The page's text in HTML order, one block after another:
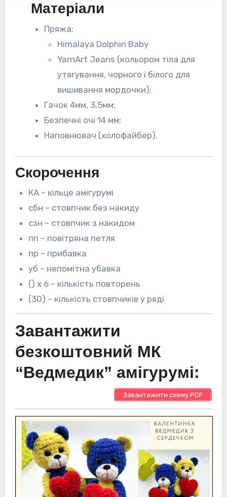
Матеріали
Пряжа:
Himalaya Dolphin Baby
YarnArt Jeans (кольором тіла для
утягування, чорного і білого для
вишивання мордочки);
Гачок 4мм, 3,5мм;
Безпечні очі 14 мм;
Наповнювач (холофайбер).
Скорочення
КА – кільце амігурумі
сбн – стовпчик без накиду
сзн – стовпчик з накидом
пп – повітряна петля
пр – прибавка
уб – непомітна убавка
() х 6 – кількість повторень
(30) – кількість стовпчиків у ряді
Завантажити
безкоштовний МК
“Ведмедик” амігурумі:
Завантажити схему PDF